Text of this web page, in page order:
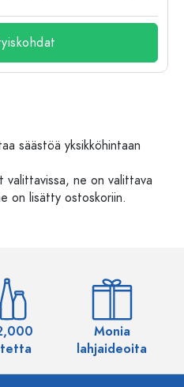
säästöä yksikköhintaan
valittavissa, ne on valittava
on lisätty ostoskoriin.
Monia
lahjaideoita